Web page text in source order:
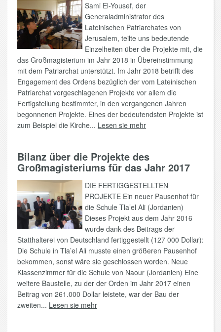
Sami El-Yousef, der
Generaladministrator des
Lateinischen Patriarchates von
Jerusalem, teilte uns bedeutende
Einzelheiten über die Projekte mit, die
das Großmagisterium im Jahr 2018 in Übereinstimmung
mit dem Patriarchat unterstützt. Im Jahr 2018 betrifft des
Engagement des Ordens bezüglich der vom Lateinischen
Patriarchat vorgeschlagenen Projekte vor allem die
Fertigstellung bestimmter, in den vergangenen Jahren
begonnenen Projekte. Eines der bedeutendsten Projekte ist
zum Beispiel die Kirche... Lesen sie mehr
Bilanz über die Projekte des
Großmagisteriums für das Jahr 2017
DIE FERTIGGESTELLTEN
PROJEKTE Ein neuer Pausenhof für
die Schule Tla’el Ali (Jordanien)
Dieses Projekt aus dem Jahr 2016
wurde dank des Beitrags der
Statthalterei von Deutschland fertiggestellt (127 000 Dollar):
Die Schule in Tla’el Ali musste einen größeren Pausenhof
bekommen, sonst wäre sie geschlossen worden. Neue
Klassenzimmer für die Schule von Naour (Jordanien) Eine
weitere Baustelle, zu der der Orden im Jahr 2017 einen
Beitrag von 261.000 Dollar leistete, war der Bau der
zweiten... Lesen sie mehr